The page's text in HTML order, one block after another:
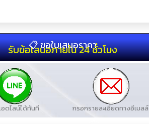
📋 ขอใบเสนอราคา
รับข้อเสนอภายใน 24 ชั่วโมง
ดไลน์ได้ทันที กรอกรายละเอียดทางอีเมลล์